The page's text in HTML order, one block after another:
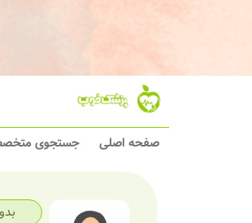
صفحه اصلی جستجوی